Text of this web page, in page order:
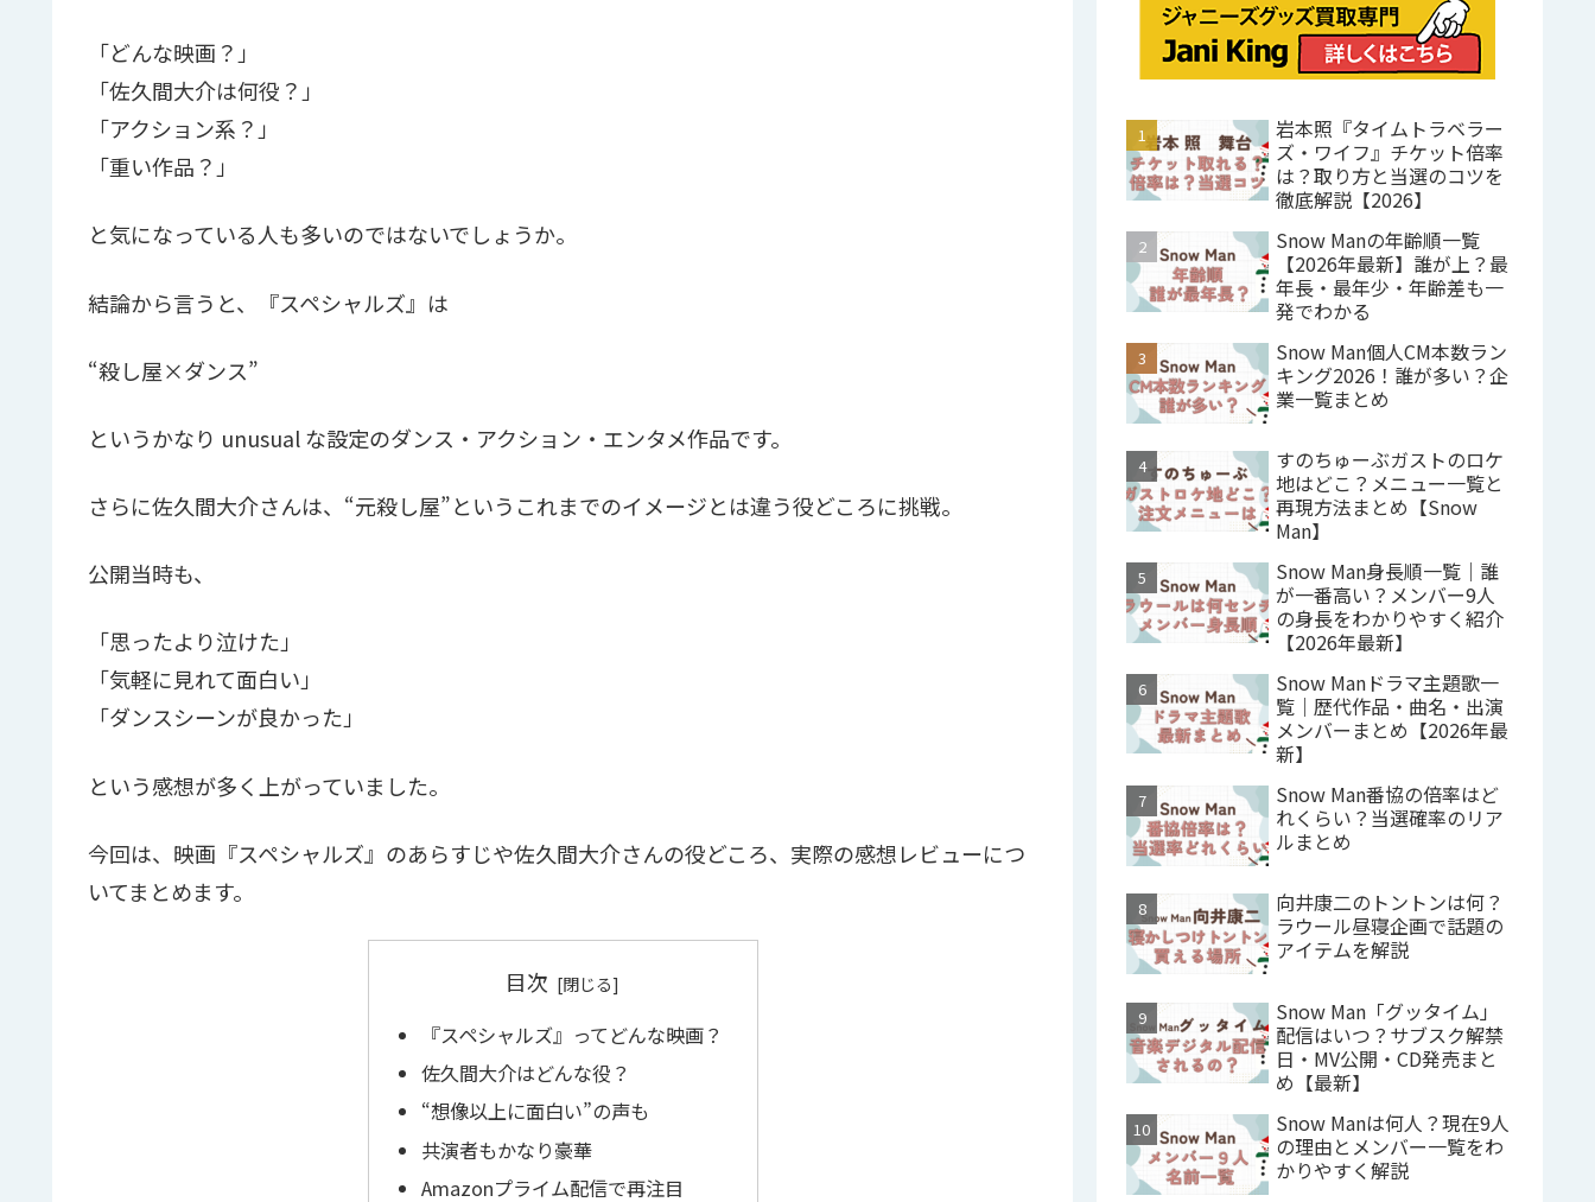
「どんな映画？」
「佐久間大介は何役？」
「アクション系？」
「重い作品？」
と気になっている人も多いのではないでしょうか。
結論から言うと、『スペシャルズ』は
“殺し屋×ダンス”
というかなり unusual な設定のダンス・アクション・エンタメ作品です。
さらに佐久間大介さんは、“元殺し屋”というこれまでのイメージとは違う役どころに挑戦。
公開当時も、
「思ったより泣けた」
「気軽に見れて面白い」
「ダンスシーンが良かった」
という感想が多く上がっていました。
今回は、映画『スペシャルズ』のあらすじや佐久間大介さんの役どころ、実際の感想レビューにつ
いてまとめます。
目次
『スペシャルズ』ってどんな映画？
佐久間大介はどんな役？
“想像以上に面白い”の声も
共演者もかなり豪華
Amazonプライム配信で再注目
岩本照『タイムトラベラー
ズ・ワイフ』チケット倍率
は？取り方と当選のコツを
徹底解説【2026】
Snow Manの年齢順一覧
【2026年最新】誰が上？最
年長・最年少・年齢差も一
発でわかる
Snow Man個人CM本数ラン
キング2026！誰が多い？企
業一覧まとめ
すのちゅーぶガストのロケ
地はどこ？メニュー一覧と
再現方法まとめ【Snow
Man】
Snow Man身長順一覧｜誰
が一番高い？メンバー9人
の身長をわかりやすく紹介
【2026年最新】
Snow Manドラマ主題歌一
覧｜歴代作品・曲名・出演
メンバーまとめ【2026年最
新】
Snow Man番協の倍率はど
れくらい？当選確率のリア
ルまとめ
向井康二のトントンは何？
ラウール昼寝企画で話題の
アイテムを解説
Snow Man「グッタイム」
配信はいつ？サブスク解禁
日・MV公開・CD発売まと
め【最新】
Snow Manは何人？現在9人
の理由とメンバー一覧をわ
かりやすく解説